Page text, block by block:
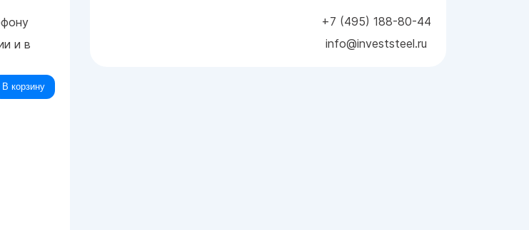
и в
В корзину
+7 (495) 188-80-44
info@investsteel.ru